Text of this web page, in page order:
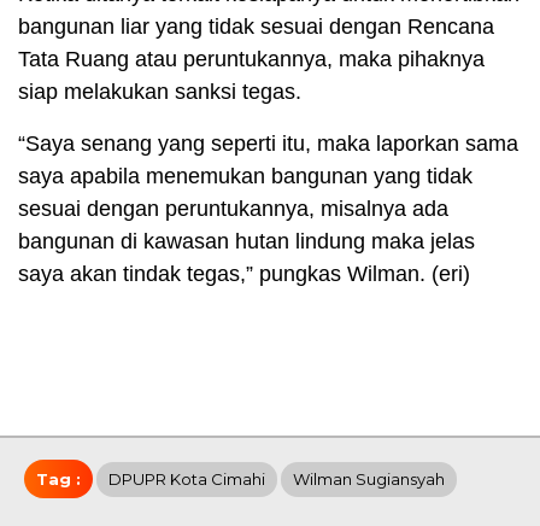
bangunan liar yang tidak sesuai dengan Rencana
Tata Ruang atau peruntukannya, maka pihaknya
siap melakukan sanksi tegas.
“Saya senang yang seperti itu, maka laporkan sama
saya apabila menemukan bangunan yang tidak
sesuai dengan peruntukannya, misalnya ada
bangunan di kawasan hutan lindung maka jelas
saya akan tindak tegas,” pungkas Wilman. (eri)
Tag : DPUPR Kota Cimahi Wilman Sugiansyah